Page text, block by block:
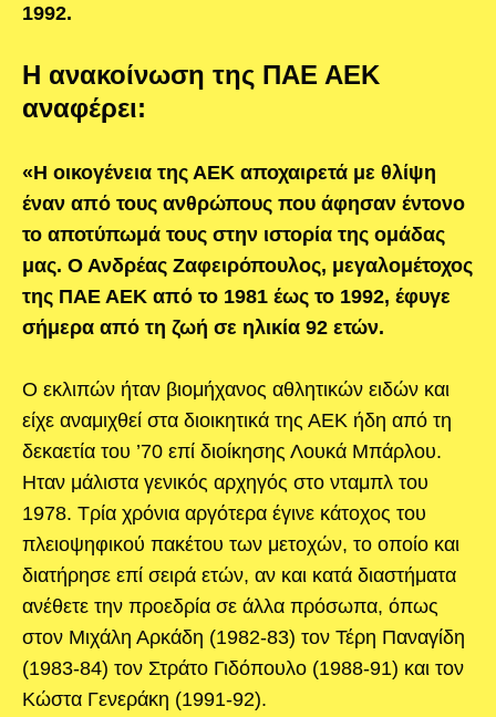
1992.
Η ανακοίνωση της ΠΑΕ ΑΕΚ
αναφέρει:
«Η οικογένεια της ΑΕΚ αποχαιρετά με θλίψη
έναν από τους ανθρώπους που άφησαν έντονο
το αποτύπωμά τους στην ιστορία της ομάδας
μας. Ο Ανδρέας Ζαφειρόπουλος, μεγαλομέτοχος
της ΠΑΕ ΑΕΚ από το 1981 έως το 1992, έφυγε
σήμερα από τη ζωή σε ηλικία 92 ετών.
Ο εκλιπών ήταν βιομήχανος αθλητικών ειδών και
είχε αναμιχθεί στα διοικητικά της ΑΕΚ ήδη από τη
δεκαετία του ’70 επί διοίκησης Λουκά Μπάρλου.
Ηταν μάλιστα γενικός αρχηγός στο νταμπλ του
1978. Τρία χρόνια αργότερα έγινε κάτοχος του
πλειοψηφικού πακέτου των μετοχών, το οποίο και
διατήρησε επί σειρά ετών, αν και κατά διαστήματα
ανέθετε την προεδρία σε άλλα πρόσωπα, όπως
στον Μιχάλη Αρκάδη (1982-83) τον Τέρη Παναγίδη
(1983-84) τον Στράτο Γιδόπουλο (1988-91) και τον
Κώστα Γενεράκη (1991-92).